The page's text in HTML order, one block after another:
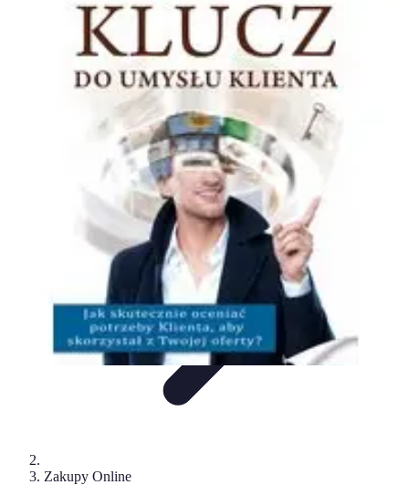
Oferty Zakupowe
Analiza ofert Tendencje zakupowe
Porady
Porady Zakupowe
Oferty Zakupowe
Zakupy Online